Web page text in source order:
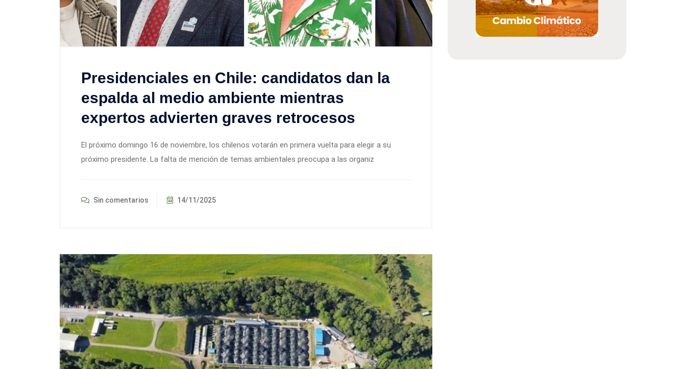
Presidenciales en Chile: candidatos dan la
espalda al medio ambiente mientras
expertos advierten graves retrocesos
El próximo domingo 16 de noviembre, los chilenos votarán en primera vuelta para elegir a su
próximo presidente. La falta de mención de temas ambientales preocupa a las organiz
Sin comentarios 14/11/2025